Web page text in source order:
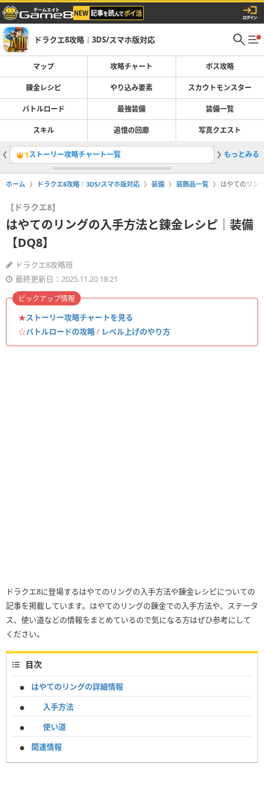
ドラクエ8攻略｜3DS/スマホ版対応
マップ 攻略チャート ボス攻略
錬金レシピ やり込み要素 スカウトモンスター
バトルロード 最強装備 装備一覧
スキル 追憶の回廊 写真クエスト
1ストーリー攻略チャート一覧 2
もっとみる
ホーム ドラクエ8攻略｜3DS/スマホ版対応 装備 装飾品一覧 はやてのリン
【ドラクエ8】
はやてのリングの入手方法と錬金レシピ｜装備
【DQ8】
ドラクエ8攻略班
最終更新日：2025.11.20 18:21
★ストーリー攻略チャートを見る
☆バトルロードの攻略/ レベル上げのやり方
ピックアップ情報
ドラクエ8に登場するはやてのリングの入手方法や錬金レシピについての
記事を掲載しています。はやてのリングの錬金での入手方法や、ステータ
ス、使い道などの情報をまとめているので気になる方はぜひ参考にして
ください。
目次
はやてのリングの詳細情報
入手方法
使い道
関連情報